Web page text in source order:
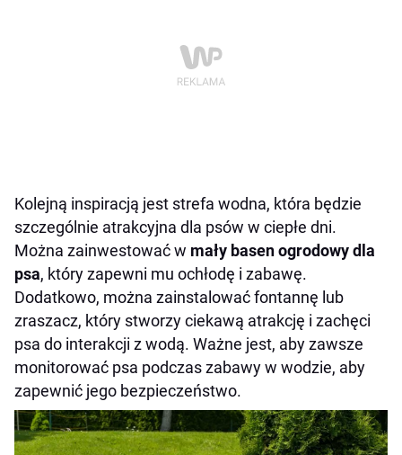
Kolejną inspiracją jest strefa wodna, która będzie
szczególnie atrakcyjna dla psów w ciepłe dni.
Można zainwestować w mały basen ogrodowy dla
psa, który zapewni mu ochłodę i zabawę.
Dodatkowo, można zainstalować fontannę lub
zraszacz, który stworzy ciekawą atrakcję i zachęci
psa do interakcji z wodą. Ważne jest, aby zawsze
monitorować psa podczas zabawy w wodzie, aby
zapewnić jego bezpieczeństwo.